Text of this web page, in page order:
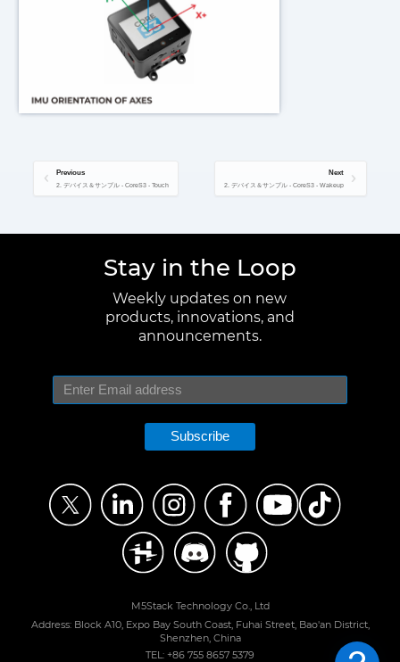
Previous
2. デバイス＆サンプル - CoreS3 - Touch
Next
2. デバイス＆サンプル - CoreS3 - Wakeup
Stay in the Loop
Weekly updates on new
products, innovations, and
announcements.
Subscribe
M5Stack Technology Co., Ltd
Address: Block A10, Expo Bay South Coast, Fuhai Street, Bao'an District,
Shenzhen, China
TEL: +86 755 8657 5379